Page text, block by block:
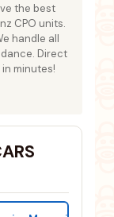
the best
CPO units.
handle all
Direct
minutes!